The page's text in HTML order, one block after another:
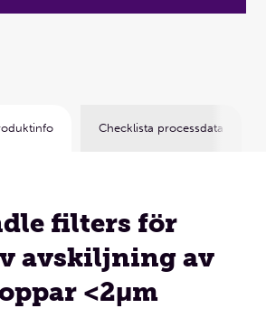
Checklista processdata
filters för
avskiljning av
<2µm